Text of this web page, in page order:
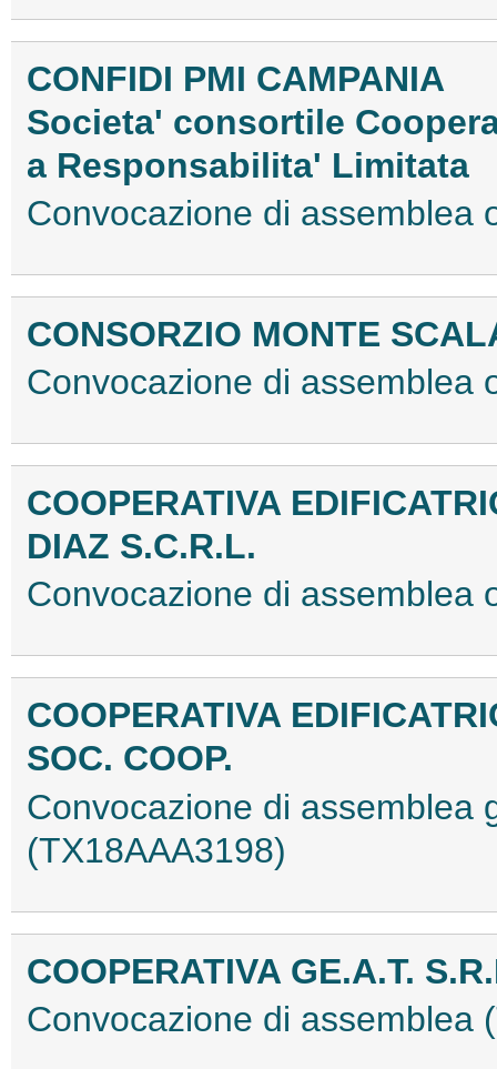
CONFIDI PMI CAMPANIA
Societa' consortile
a Responsabilita' Limitata
Convocazione di assemblea
CONSORZIO MONTE
Convocazione di assemblea
COOPERATIVA
DIAZ S.C.R.L.
Convocazione di assemblea
COOPERATIVA
SOC. COOP.
Convocazione di assemblea
(TX18AAA3198)
COOPERATIVA GE.A.T.
Convocazione di assemblea